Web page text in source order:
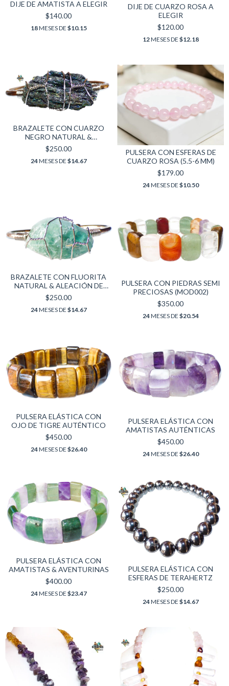
DIJE DE AMATISTA A ELEGIR
$140.00
18MESES DE $10.15
DIJE DE CUARZO ROSA A
ELEGIR
$120.00
12MESES DE $12.18
BRAZALETE CON CUARZO
NEGRO NATURAL &
ALEACIÓN DE ZINC
$250.00
24MESES DE $14.67
PULSERA CON ESFERAS DE
CUARZO ROSA (5.5-6 MM)
$179.00
24MESES DE $10.50
BRAZALETE CON FLUORITA
NATURAL & ALEACIÓN DE
ZINC
$250.00
24MESES DE $14.67
PULSERA CON PIEDRAS SEMI
PRECIOSAS (MOD002)
$350.00
24MESES DE $20.54
PULSERA ELÁSTICA CON
OJO DE TIGRE AUTÉNTICO
$450.00
24MESES DE $26.40
PULSERA ELÁSTICA CON
AMATISTAS AUTÉNTICAS
$450.00
24MESES DE $26.40
PULSERA ELÁSTICA CON
AMATISTAS & AVENTURINAS
$400.00
24MESES DE $23.47
PULSERA ELÁSTICA CON
ESFERAS DE TERAHERTZ
$250.00
24MESES DE $14.67